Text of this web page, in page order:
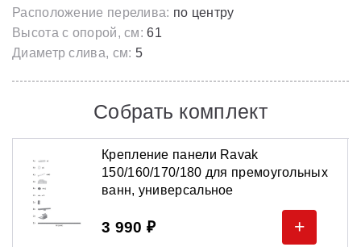
Расположение перелива: по центру
Высота с опорой, см: 61
Диаметр слива, см: 5
Собрать комплект
Крепление панели Ravak
150/160/170/180 для премоугольных
ванн, универсальное
3 990 ₽ +